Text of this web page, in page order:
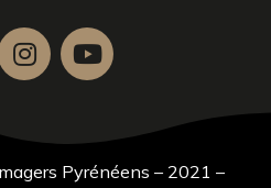
Pyrénéens – 2021 –